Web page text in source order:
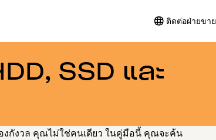
ติดต่อฝ่ายขาย
SSD และ
งกังวล คุณไม่ใช่คนเดียว ในคู่มือนี้ คุณจะค้น